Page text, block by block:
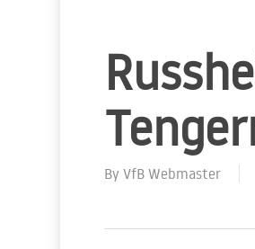
By VfB Webmaster